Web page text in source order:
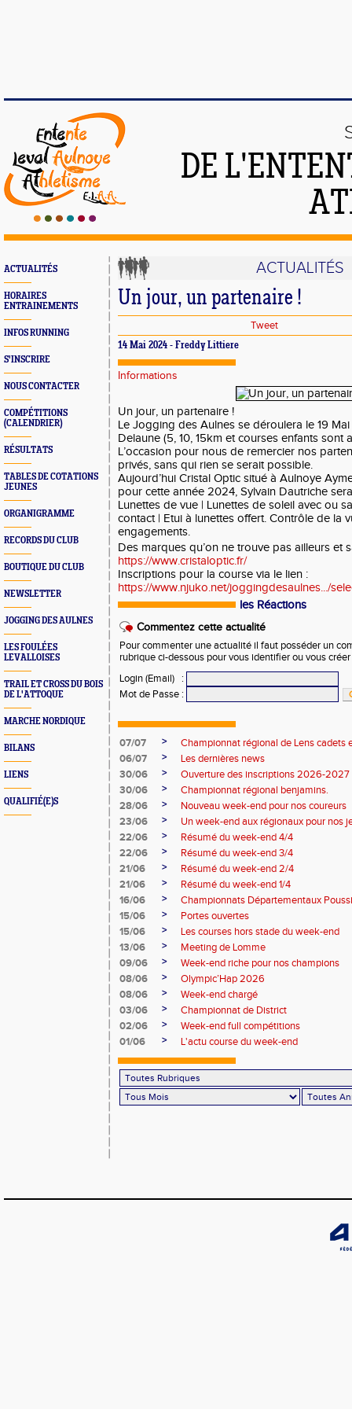
DE
ACTUALITÉS
HORAIRES
ENTRAINEMENTS
INFOS RUNNING
S'INSCRIRE
NOUS CONTACTER
COMPÉTITIONS
(CALENDRIER)
RÉSULTATS
TABLES DE COTATIONS
JEUNES
ORGANIGRAMME
RECORDS DU CLUB
BOUTIQUE DU CLUB
NEWSLETTER
JOGGING DES AULNES
LES FOULÉES
LEVALLOISES
TRAIL ET CROSS DU BOIS
DE L'ATTOQUE
MARCHE NORDIQUE
BILANS
LIENS
QUALIFIÉ(E)S
ACTUALITÉS
Un jour, un partenaire !
Tweet
14 Mai 2024 - Freddy Littiere
Informations
Un jour, un partenaire !
Le Jogging des Aulnes se déroulera le 19
Delaune (5, 10, 15km et courses enfants sont
L’occasion pour nous de remercier nos
privés, sans qui rien se serait possible.
Aujourd’hui Cristal Optic situé à Aulnoye
pour cette année 2024, Sylvain Dautriche
Lunettes de vue | Lunettes de soleil avec ou
contact | Etui à lunettes offert. Contrôle de la
engagements.
Des marques qu’on ne trouve pas ailleurs et
https://www.cristaloptic.fr/
Inscriptions pour la course via le lien :
https://www.njuko.net/joggingdesaulnes.../
les Réactions
Commentez cette actualité
Pour commenter une actualité il faut posséder un
rubrique ci-dessous pour vous identifier ou vous
Login (Email)
:
Mot de Passe :
07/07 >
Championnat régional de Lens cadets
06/07
>
Les dernières news
30/06
>
Ouverture des inscriptions 2026-2027
30/06
>
Championnat régional benjamins.
28/06
>
Nouveau week-end pour nos coureurs
23/06
>
Un week-end aux régionaux pour nos
22/06
>
Résumé du week-end 4/4
22/06
>
Résumé du week-end 3/4
21/06
>
Résumé du week-end 2/4
21/06
>
Résumé du week-end 1/4
16/06
>
Championnats Départementaux
15/06
>
Portes ouvertes
15/06
>
Les courses hors stade du week-end
13/06
>
Meeting de Lomme
09/06
>
Week-end riche pour nos champions
08/06
>
Olympic’Hap 2026
08/06
>
Week-end chargé
03/06
>
Championnat de District
02/06
>
Week-end full compétitions
01/06
> L'actu course du week-end